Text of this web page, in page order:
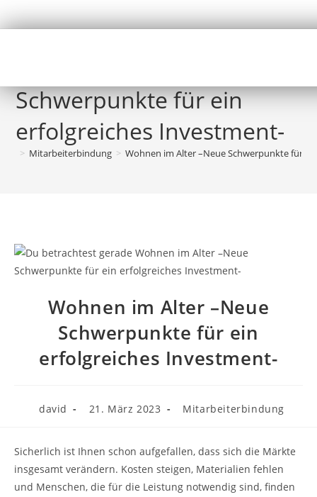
Schwerpunkte für ein
erfolgreiches Investment-
> Mitarbeiterbindung > Wohnen im Alter –Neue Schwerpunkte für
Wohnen im Alter –Neue
Schwerpunkte für ein
erfolgreiches Investment-
david 21. März 2023 Mitarbeiterbindung
Sicherlich ist Ihnen schon aufgefallen, dass sich die Märkte
insgesamt verändern. Kosten steigen, Materialien fehlen
und Menschen, die für die Leistung notwendig sind, finden